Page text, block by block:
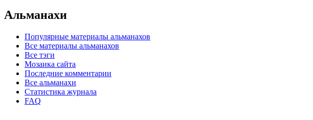
Альманахи
Популярные материалы альманахов
Все материалы альманахов
Все тэги
Мозаика сайта
Последние комментарии
Все альманахи
Статистика журнала
FAQ